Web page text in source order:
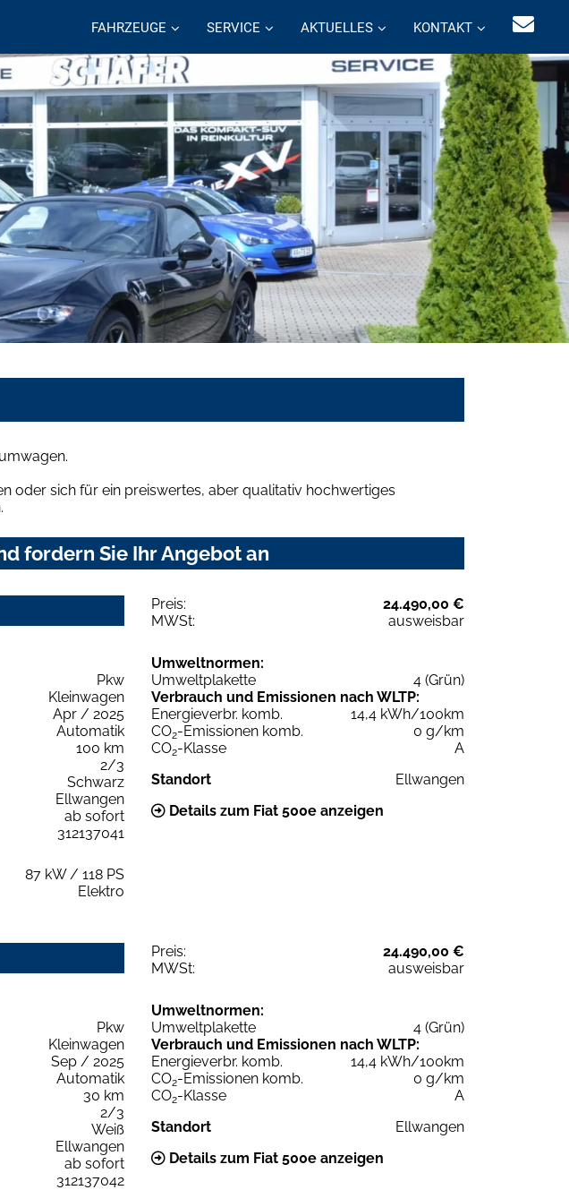
FAHRZEUGE SERVICE AKTUELLES KONTAKT
oder sich für ein preiswertes, aber qualitativ hochwertiges
fordern Sie Ihr Angebot an
Preis:
24.490,00 €
MWSt:
ausweisbar
Pkw
Kleinwagen
Apr / 2025
Automatik
100 km
2/3
Schwarz
Ellwangen
ab sofort
312137041
87 kW / 118 PS
Elektro
Umweltnormen:
Umweltplakette
4 (Grün)
Verbrauch und Emissionen nach WLTP:
Energieverbr. komb.
14,4 kWh/100km
CO2-Emissionen komb.
0 g/km
CO2-Klasse
A
Standort
Ellwangen
Details zum Fiat 500e anzeigen
Preis:
24.490,00 €
MWSt:
ausweisbar
Pkw
Kleinwagen
Sep / 2025
Automatik
30 km
2/3
Weiß
Ellwangen
ab sofort
312137042
Umweltnormen:
Umweltplakette
4 (Grün)
Verbrauch und Emissionen nach WLTP:
Energieverbr. komb.
14,4 kWh/100km
CO2-Emissionen komb.
0 g/km
CO2-Klasse
A
Standort
Ellwangen
Details zum Fiat 500e anzeigen